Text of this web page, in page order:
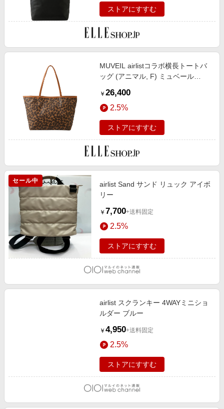
ストアにすすむ
MUVEIL airlistコラボ横長トートバ
ッグ (アニマル, F) ミュベール
￥ 26,400
2.5%
ストアにすすむ
セール中
airlist Sand サンド リュック アイボ
リー
￥ 7,700+送料固定
2.5%
ストアにすすむ
airlist スクランキー 4WAYミニショ
ルダー ブルー
￥ 4,950+送料固定
2.5%
ストアにすすむ